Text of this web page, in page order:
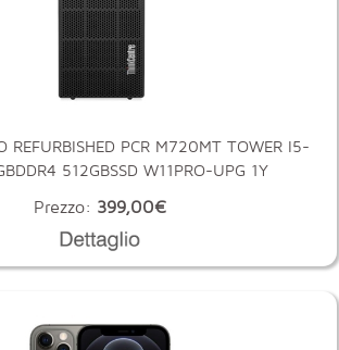
REFURBISHED PCR M720MT TOWER I5-
512GBSSD W11PRO-UPG 1Y
Prezzo: 399,00€